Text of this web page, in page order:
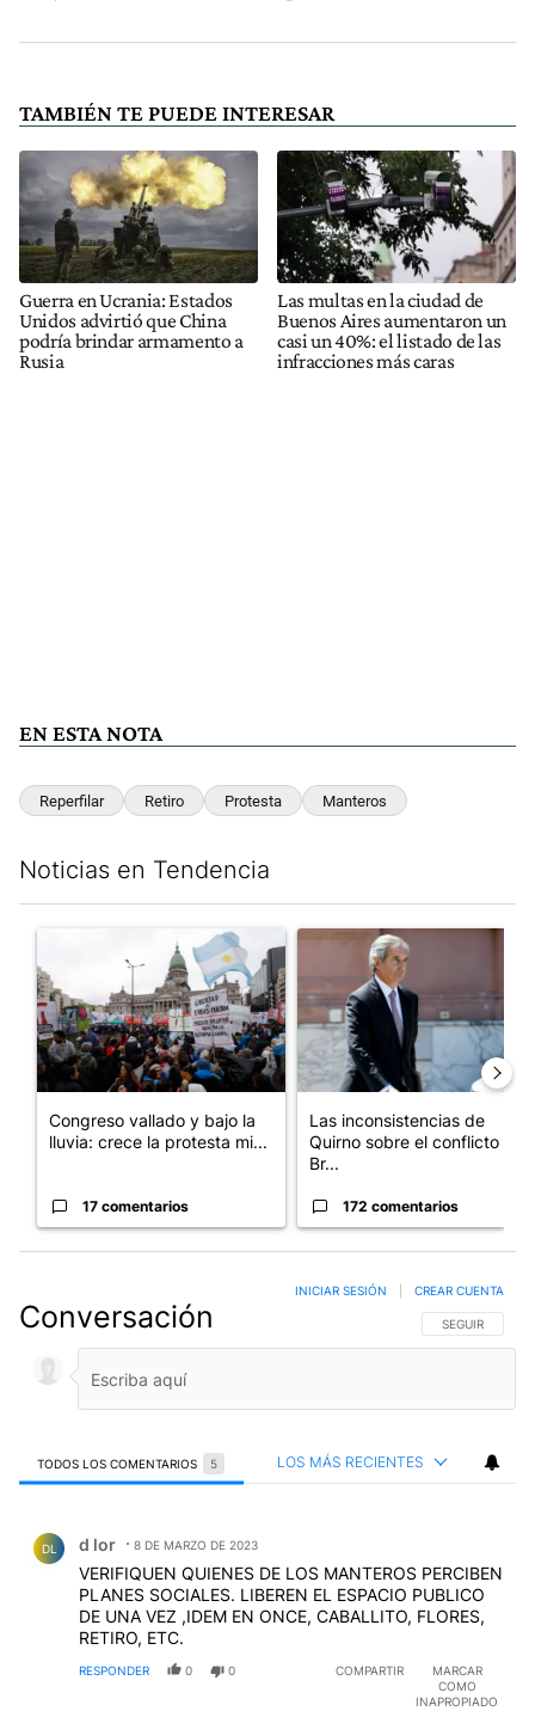
TAMBIÉN TE PUEDE INTERESAR
Guerra en Ucrania: Estados
Unidos advirtió que China
podría brindar armamento a
Rusia
Las multas en la ciudad de
Buenos Aires aumentaron un
casi un 40%: el listado de las
infracciones más caras
EN ESTA NOTA
Reperfilar Retiro Protesta Manteros
Noticias en Tendencia
Un artículo de tendencia con el título "Congreso vallado y
Congreso vallado y bajo la
lluvia: crece la protesta mi...
17 comentarios
Un artículo de tendencia con
Las inconsistencias de
Quirno sobre el conflicto con
Br...
172 comentarios
Conversación SIGA ESTA
SEGUIR
INICIAR SESIÓN CREAR CUENTA
TODOS LOS COMENTARIOS 5 LOS MÁS RECIENTES
DL d lor 8 DE MARZO DE 2023
VERIFIQUEN QUIENES DE LOS MANTEROS PERCIBEN
PLANES SOCIALES. LIBEREN EL ESPACIO PUBLICO
DE UNA VEZ ,IDEM EN ONCE, CABALLITO, FLORES,
RETIRO, ETC.
RESPONDER 0 0 COMPARTIR
MARCAR
COMO
INAPROPIADO